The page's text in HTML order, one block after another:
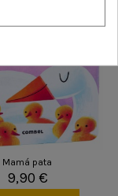
Mamá pata
9,90 €